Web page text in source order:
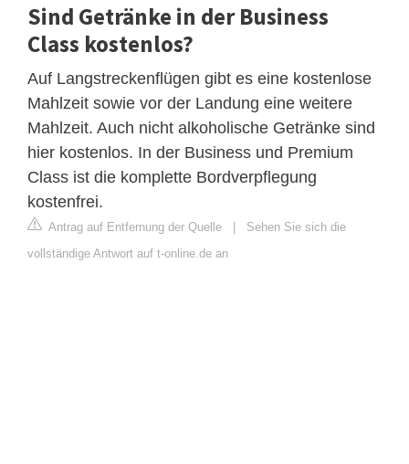
Sind Getränke in der Business
Class kostenlos?
Auf Langstreckenflügen gibt es eine kostenlose
Mahlzeit sowie vor der Landung eine weitere
Mahlzeit. Auch nicht alkoholische Getränke sind
hier kostenlos. In der Business und Premium
Class ist die komplette Bordverpflegung
kostenfrei.
Antrag auf Entfernung der Quelle | Sehen Sie sich die
vollständige Antwort auf t-online.de an